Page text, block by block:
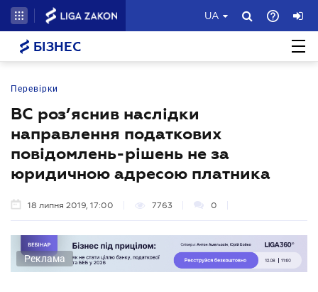
UA
БІЗНЕС
Перевірки
ВС роз’яснив наслідки
направлення податкових
повідомлень-рішень не за
юридичною адресою платника
18 липня 2019, 17:00 7763 0
Реклама